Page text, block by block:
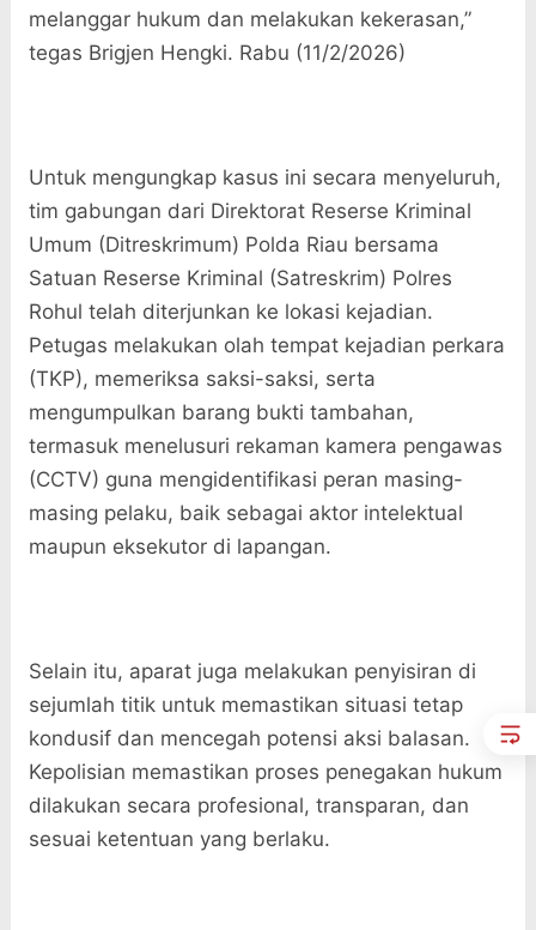
melanggar hukum dan melakukan kekerasan,”
tegas Brigjen Hengki. Rabu (11/2/2026)
Untuk mengungkap kasus ini secara menyeluruh,
tim gabungan dari Direktorat Reserse Kriminal
Umum (Ditreskrimum) Polda Riau bersama
Satuan Reserse Kriminal (Satreskrim) Polres
Rohul telah diterjunkan ke lokasi kejadian.
Petugas melakukan olah tempat kejadian perkara
(TKP), memeriksa saksi-saksi, serta
mengumpulkan barang bukti tambahan,
termasuk menelusuri rekaman kamera pengawas
(CCTV) guna mengidentifikasi peran masing-
masing pelaku, baik sebagai aktor intelektual
maupun eksekutor di lapangan.
Selain itu, aparat juga melakukan penyisiran di
sejumlah titik untuk memastikan situasi tetap
kondusif dan mencegah potensi aksi balasan.
Kepolisian memastikan proses penegakan hukum
dilakukan secara profesional, transparan, dan
sesuai ketentuan yang berlaku.